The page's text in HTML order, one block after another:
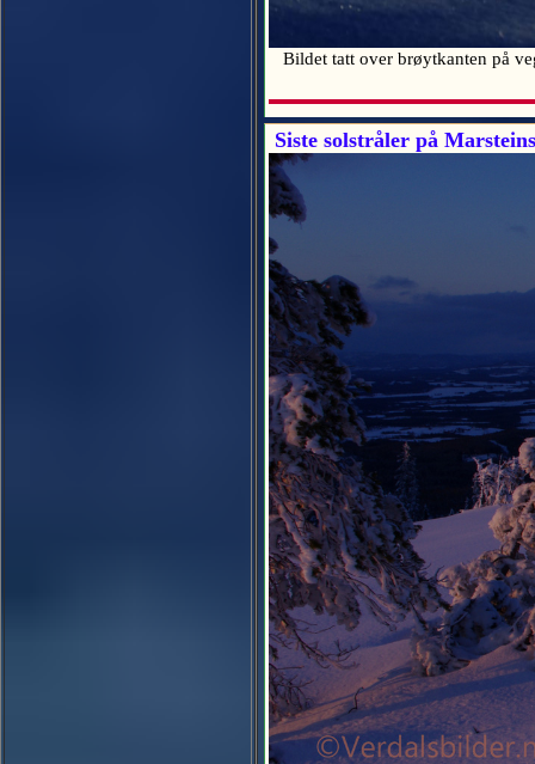
Bildet tatt over brøytkanten på
Siste solstråler på